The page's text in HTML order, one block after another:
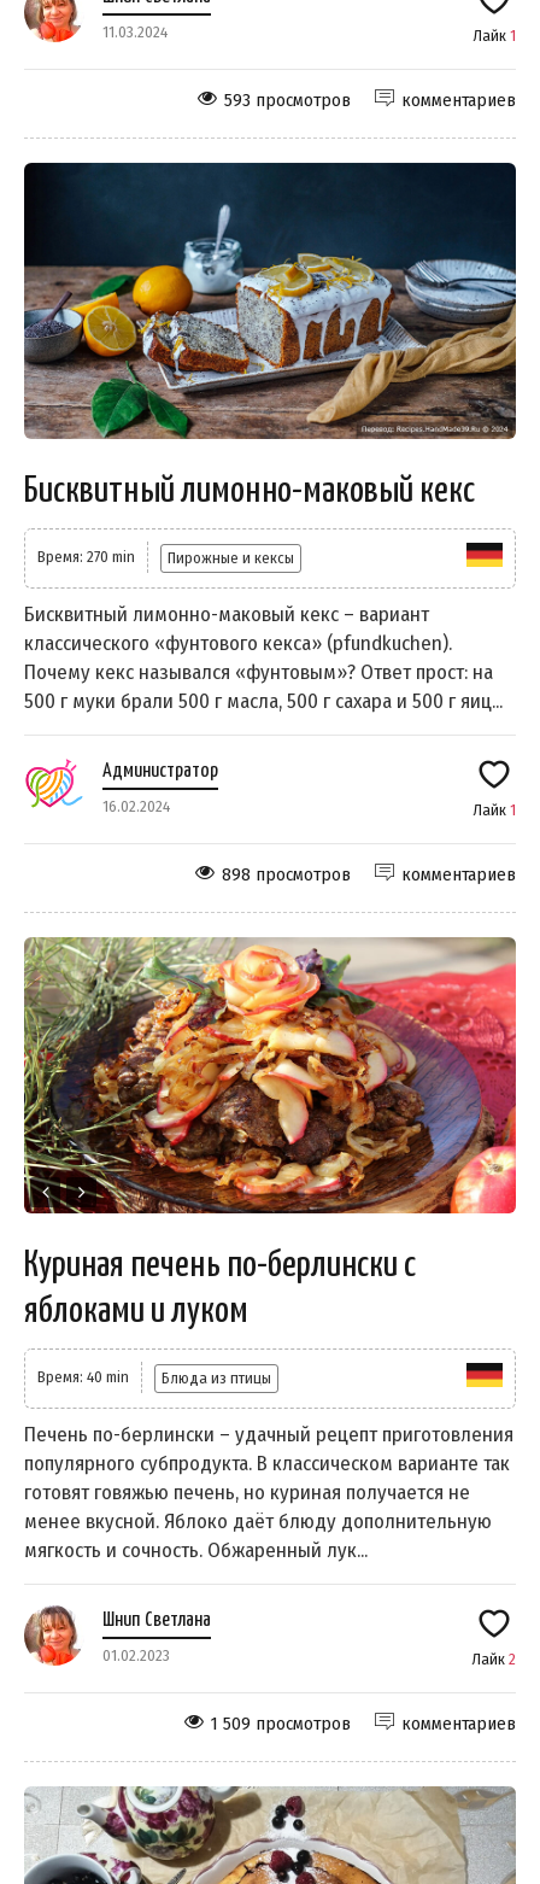
11.03.2024 Лайк 1
комментариев
593 просмотров
Бисквитный лимонно-маковый кекс
Время: 270 min Пирожные и кексы
Бисквитный лимонно-маковый кекс – вариант
классического «фунтового кекса» (pfundkuchen).
Почему кекс назывался «фунтовым»? Ответ прост: на
500 г муки брали 500 г масла, 500 г сахара и 500 г яиц...
Администратор
16.02.2024 Лайк 1
комментариев
898 просмотров
Куриная печень по-берлински с
яблоками и луком
Время: 40 min Блюда из птицы
Печень по-берлински – удачный рецепт приготовления
популярного субпродукта. В классическом варианте так
готовят говяжью печень, но куриная получается не
менее вкусной. Яблоко даёт блюду дополнительную
мягкость и сочность. Обжаренный лук...
Шнип Светлана
01.02.2023 Лайк 2
комментариев
1 509 просмотров